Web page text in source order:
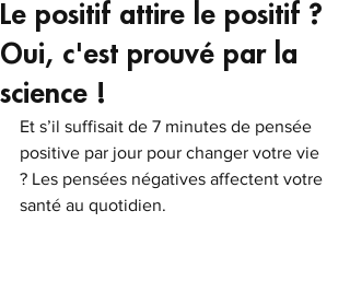
Le positif attire le positif ?
Oui, c'est prouvé par la
science !
Et s’il suffisait de 7 minutes de pensée
positive par jour pour changer votre vie
? Les pensées négatives affectent votre
santé au quotidien.